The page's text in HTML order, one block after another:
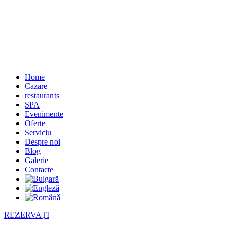
Home
Cazare
restaurants
SPA
Evenimente
Oferte
Serviciu
Despre noi
Blog
Galerie
Contacte
REZERVAȚI